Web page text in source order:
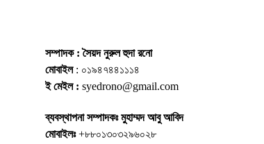
সম্পাদক : সৈয়দ নুরুল হুদা রনো
মোবাইল: ০১৯৪৭৪৪১১১৪
ই মেইল : syedrono@gmail.com
ব্যবস্থাপনা সম্পাদকঃ মুহাম্মদ আবু আবিদ
মোবাইলঃ+৮৮০১৩০৩২৯৬০২৮